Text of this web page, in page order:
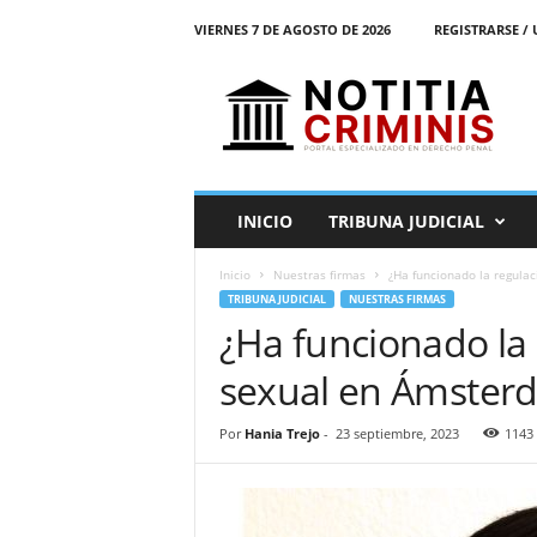
VIERNES 7 DE AGOSTO DE 2026 REGISTRARSE /
l
INICIO TRIBUNA JUDICIAL
Inicio Nuestras firmas ¿Ha funcionado la
TRIBUNA JUDICIAL NUESTRAS FIRMAS
¿Ha funcionado
sexual en
Por Hania Trejo- 23 septiembre, 2023 1143